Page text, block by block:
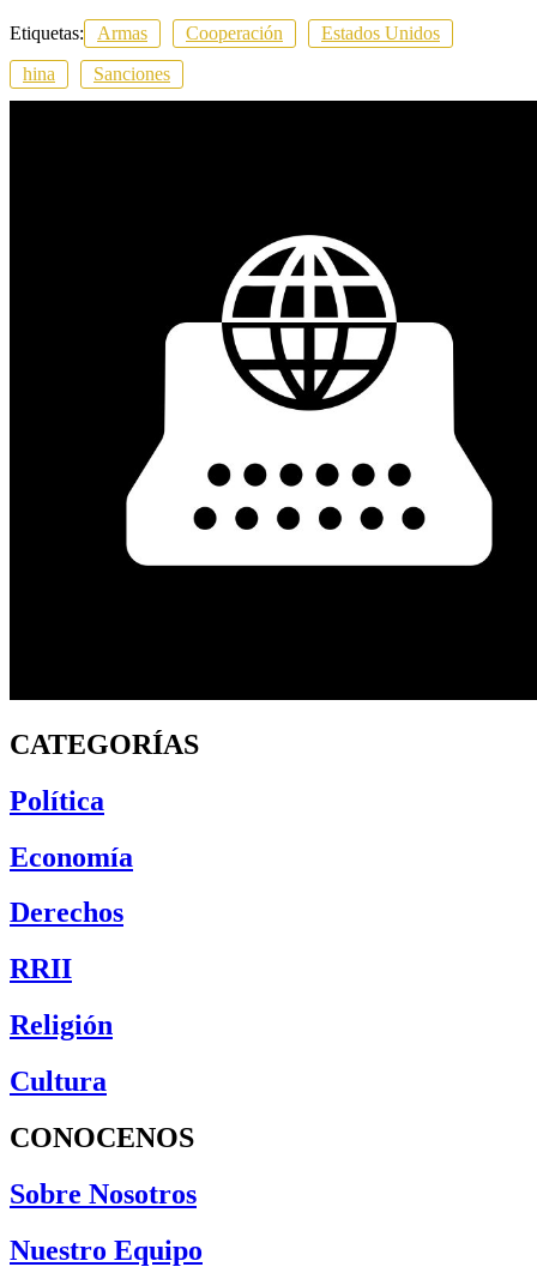
Etiquetas: Armas Cooperación
Estados Unidos
hina
Sanciones
CATEGORÍAS
Política
Economía
Derechos
RRII
Religión
Cultura
CONOCENOS
Sobre Nosotros
Nuestro Equipo